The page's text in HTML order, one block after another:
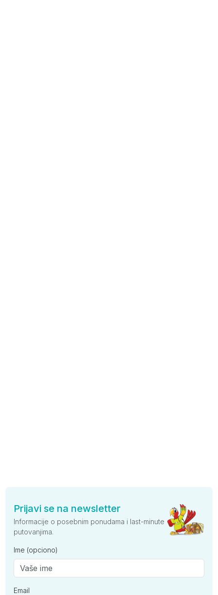
Prijavi se na newsletter
Informacije o posebnim ponudama i last-minute
putovanjima.
Ime (opciono)
Email